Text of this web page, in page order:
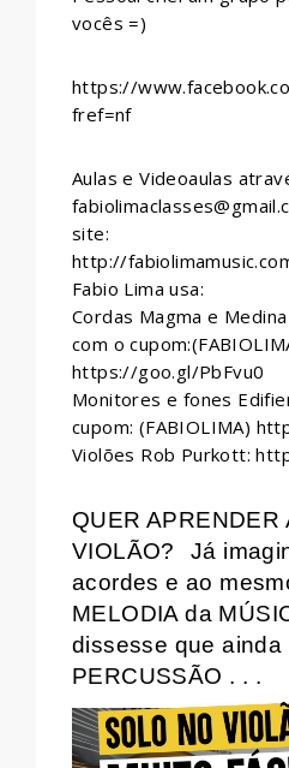
vocês =)
https://
fref=nf
Aulas e Videoaulas
site:
http://
Fabio Lima usa:
Cordas Magma e
com o
https://goo.gl/PbFvu0
Monitores e fones
cupom: (FABIOLIMA)
Violões Rob Purkott:
QUER APRENDER
VIOLÃO?
Já
acordes e ao
MELODIA da
dissesse que ainda
PERCUSSÃO . . .